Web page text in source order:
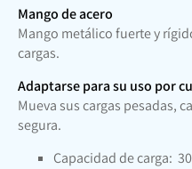
Mango de acero
Mango metálico fuerte y
cargas.
Adaptarse para su uso por
Mueva sus cargas pesadas,
segura.
Capacidad de carga: